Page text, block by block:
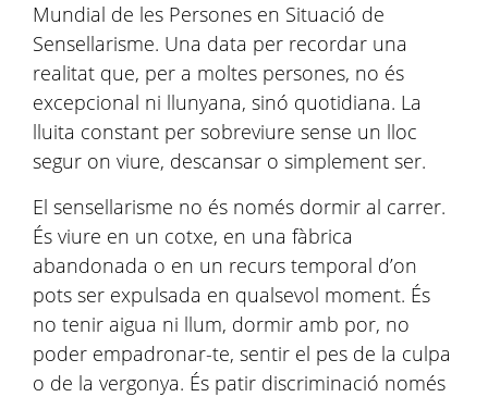
Mundial de les Persones en Situació de
Sensellarisme. Una data per recordar una
realitat que, per a moltes persones, no és
excepcional ni llunyana, sinó quotidiana. La
lluita constant per sobreviure sense un lloc
segur on viure, descansar o simplement ser.
El sensellarisme no és només dormir al carrer.
És viure en un cotxe, en una fàbrica
abandonada o en un recurs temporal d’on
pots ser expulsada en qualsevol moment. És
no tenir aigua ni llum, dormir amb por, no
poder empadronar-te, sentir el pes de la culpa
o de la vergonya. És patir discriminació només